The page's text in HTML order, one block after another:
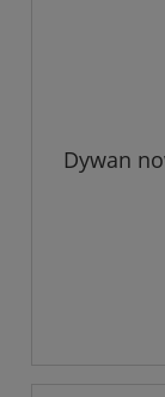
Dywan